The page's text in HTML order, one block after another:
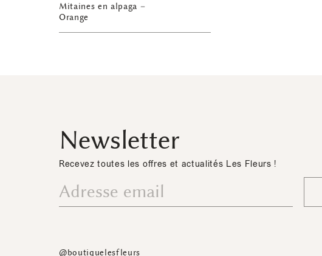
Mitaines en alpaga –
Orange
Newsletter
Recevez toutes les offres et actualités Les Fleurs !
@boutiquelesfleurs